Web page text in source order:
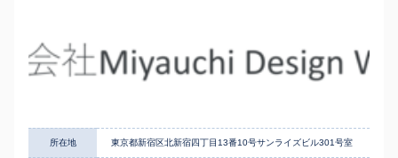
所在地 東京都新宿区北新宿四丁目13番10号サンライズビル301号室